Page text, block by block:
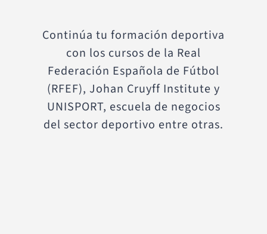
Continúa tu formación deportiva
con los cursos de la Real
Federación Española de Fútbol
(RFEF), Johan Cruyff Institute y
UNISPORT, escuela de negocios
del sector deportivo entre otras.